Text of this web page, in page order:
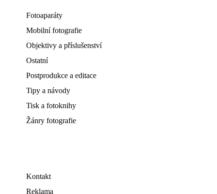
Fotoaparáty
Mobilní fotografie
Objektivy a příslušenství
Ostatní
Postprodukce a editace
Tipy a návody
Tisk a fotoknihy
Žánry fotografie
Kontakt
Reklama